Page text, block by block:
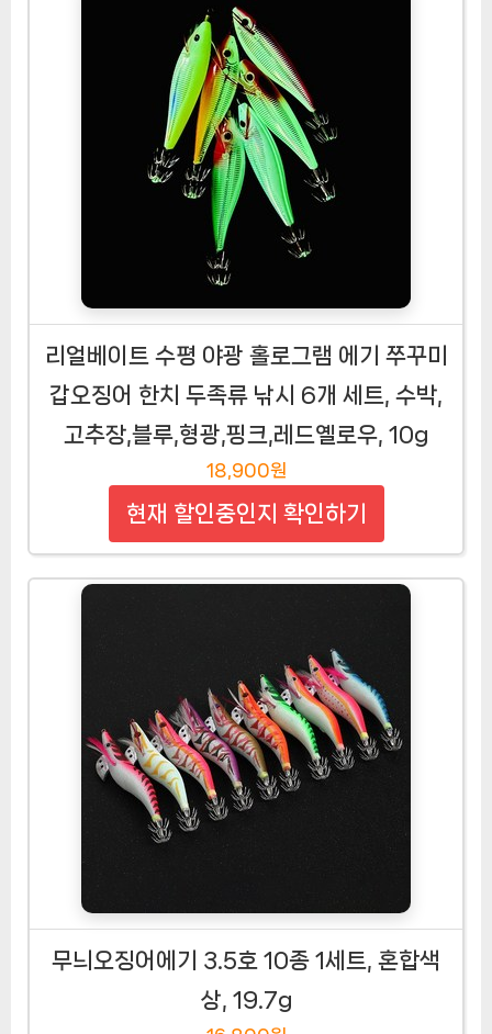
리얼베이트 수평 야광 홀로그램 에기 쭈꾸미
갑오징어 한치 두족류 낚시 6개 세트, 수박,
고추장,블루,형광,핑크,레드옐로우, 10g
18,900원
현재 할인중인지 확인하기
무늬오징어에기 3.5호 10종 1세트, 혼합색
상, 19.7g